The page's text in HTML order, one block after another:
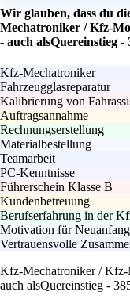
Wir glauben, dass du
Mechatroniker / Kfz-
- auch alsQuereinstieg
Kfz-Mechatroniker
Fahrzeugglasreparatur
Kalibrierung von
Auftragsannahme
Rechnungserstellung
Materialbestellung
Teamarbeit
PC-Kenntnisse
Führerschein Klasse B
Kundenbetreuung
Berufserfahrung in der
Motivation für Neuanfang
Vertrauensvolle
Kfz-Mechatroniker / Kfz-
auch alsQuereinstieg -